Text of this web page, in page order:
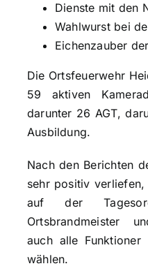
Dienste mit den
Wahlwurst bei
Eichenzauber
Die Ortsfeuerwehr
59 aktiven
darunter 26 AGT,
Ausbildung.
Nach den Berichten
sehr positiv
auf der
Ortsbrandmeister
auch alle
wählen.